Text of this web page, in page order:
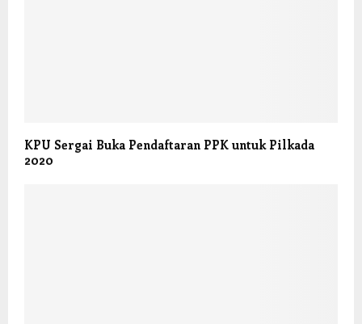
KPU Sergai Buka Pendaftaran PPK untuk Pilkada
2020